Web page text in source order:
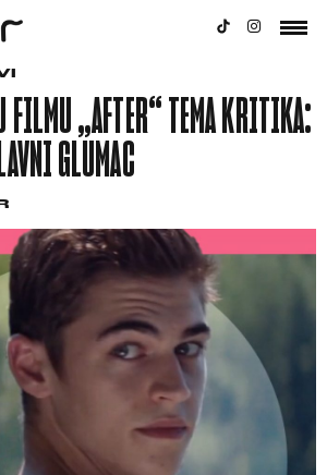
FILMU „AFTER“ TEMA KRITIKA:
GLUMAC